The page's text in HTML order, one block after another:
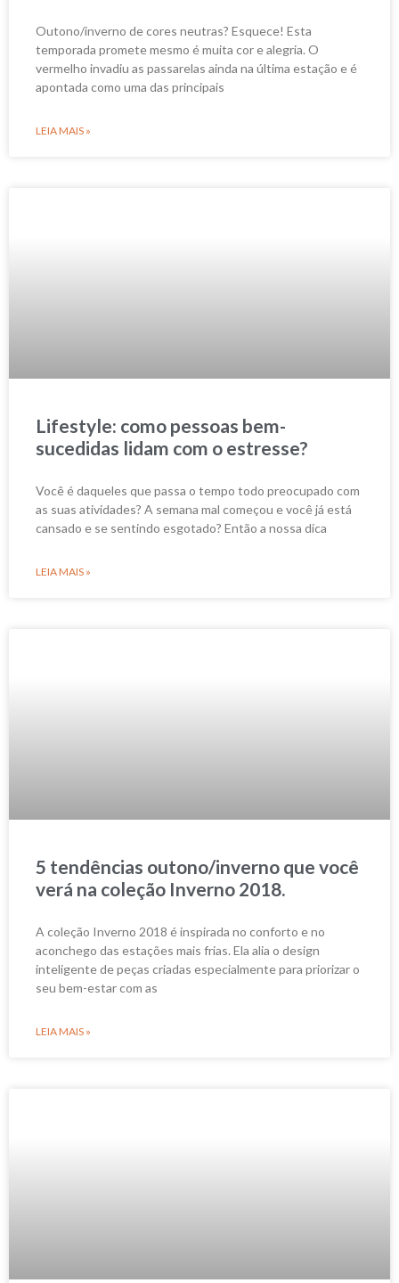
Outono/inverno de cores neutras? Esquece! Esta
temporada promete mesmo é muita cor e alegria. O
vermelho invadiu as passarelas ainda na última estação e é
apontada como uma das principais
LEIA MAIS »
Lifestyle: como pessoas bem-
sucedidas lidam com o estresse?
Você é daqueles que passa o tempo todo preocupado com
as suas atividades? A semana mal começou e você já está
cansado e se sentindo esgotado? Então a nossa dica
LEIA MAIS »
5 tendências outono/inverno que você
verá na coleção Inverno 2018.
A coleção Inverno 2018 é inspirada no conforto e no
aconchego das estações mais frias. Ela alia o design
inteligente de peças criadas especialmente para priorizar o
seu bem-estar com as
LEIA MAIS »